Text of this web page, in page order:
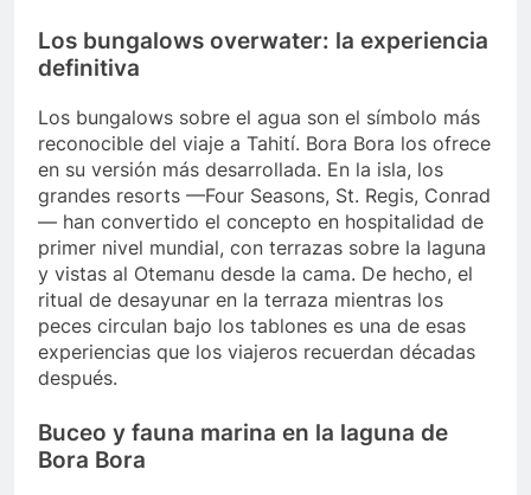
Los bungalows overwater: la experiencia
definitiva
Los bungalows sobre el agua son el símbolo más
reconocible del viaje a Tahití. Bora Bora los ofrece
en su versión más desarrollada. En la isla, los
grandes resorts —Four Seasons, St. Regis, Conrad
— han convertido el concepto en hospitalidad de
primer nivel mundial, con terrazas sobre la laguna
y vistas al Otemanu desde la cama. De hecho, el
ritual de desayunar en la terraza mientras los
peces circulan bajo los tablones es una de esas
experiencias que los viajeros recuerdan décadas
después.
Buceo y fauna marina en la laguna de
Bora Bora